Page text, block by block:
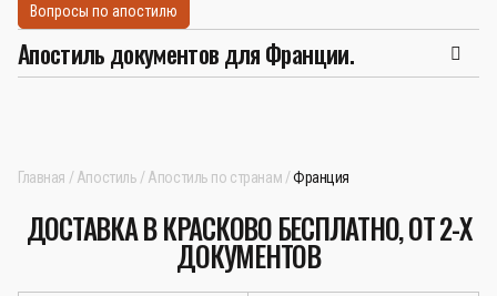
Вопросы по апостилю
Апостиль документов для Франции.
Главная Апостиль Апостиль по странам Франция
ДОСТАВКА В КРАСКОВО БЕСПЛАТНО, ОТ 2-Х
ДОКУМЕНТОВ